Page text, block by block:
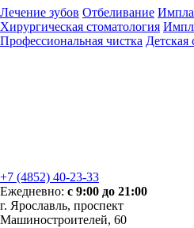
Лечение зубов Отбеливание
Хирургическая стоматология
Профессиональная чистка Детская
+7 (4852) 40-23-33
Ежедневно: с 9:00 до 21:00
г. Ярославль, проспект
Машиностроителей, 60